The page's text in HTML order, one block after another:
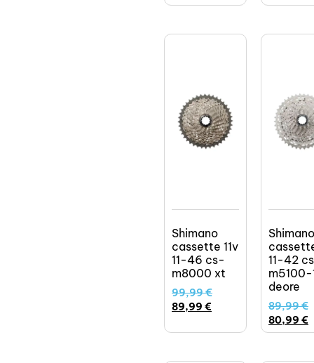
Shimano
cassette 11v
11-46 cs-
m8000 xt
99,99€
89,99 €
Shimano
11-42
m5100-
deore
89,99€
80,99 €